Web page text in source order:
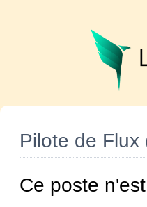
Pilote de Flux
Ce poste